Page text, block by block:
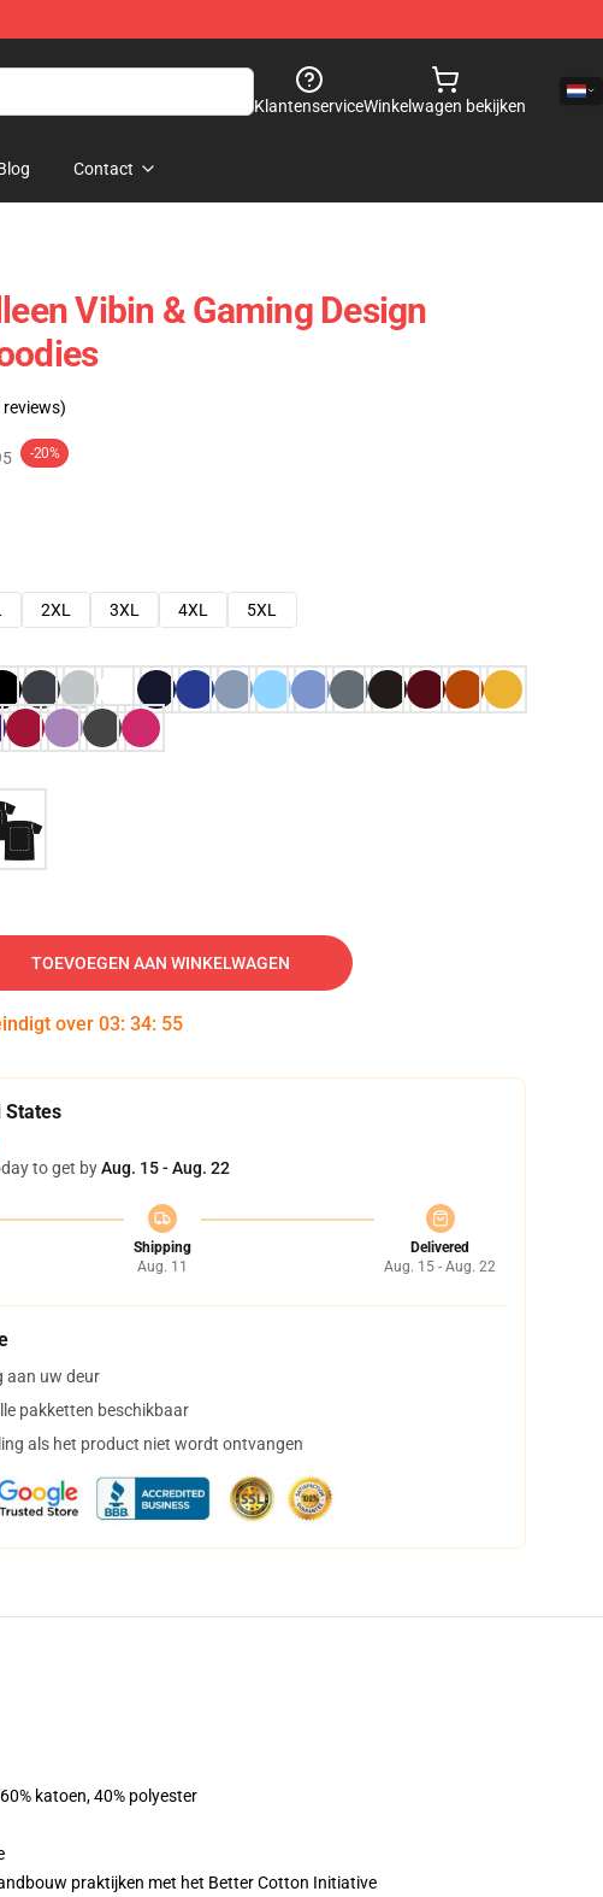
KlantenserviceWinkelwagen bekijken
Contact
Vibin & Gaming Design
-20%
2XL 3XL 4XL
5XL
TOEVOEGEN AAN WINKELWAGEN
over 03: 34: 54
States
to get byAug. 15 - Aug. 22
Shipping
Aug. 11
Delivered
Aug. 15 - Aug. 22
aan uw deur
pakketten beschikbaar
als het product niet wordt ontvangen
katoen, 40% polyester
praktijken met het Better Cotton Initiative